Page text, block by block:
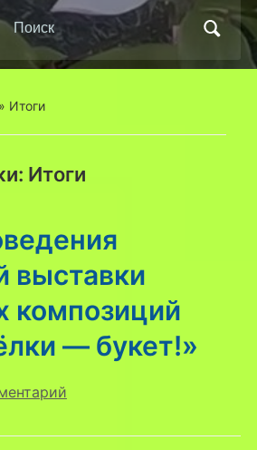
Поиск
по:
» Итоги
Итоги
выставки
композиций
— букет!»
к
Итоги